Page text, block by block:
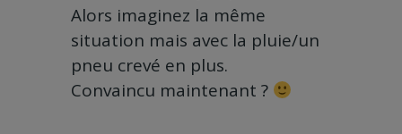
Alors imaginez la même
situation mais avec la pluie/un
pneu crevé en plus.
Convaincu maintenant ?